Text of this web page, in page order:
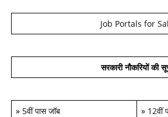
Job Portals for
सरकारी नौकरियों की
» 5वीं पास जॉब » 12वीं